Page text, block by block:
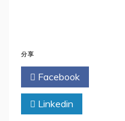
分享
Facebook
Linkedin